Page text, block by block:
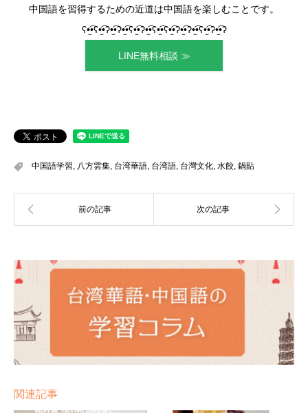
中国語を習得するための近道は中国語を楽しむことです。
ʕ•̫͡•ʕ•̫͡•ʔ•̫͡•ʔ•̫͡•ʕ•̫͡•ʔ•̫͡•ʕ•̫͡•ʕ•̫͡•ʔ•̫͡•ʔ•̫͡•ʕ•̫͡•ʔ•̫͡•ʔ
LINE無料相談 ≫
中国語学習 八方雲集 台湾華語 台湾語 台灣文化 水餃 鍋貼
関連記事